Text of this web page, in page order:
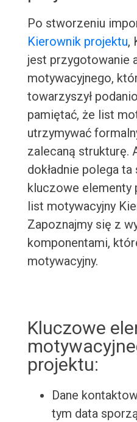
Po stworzeniu
Kierownik projektu,
jest przygotowanie
motywacyjnego,
towarzyszył
pamiętać, że list
utrzymywać
zalecaną strukturę.
dokładnie polega
kluczowe elementy
list motywacyjny
Zapoznajmy się z
komponentami,
motywacyjny.
Kluczowe
projektu:
Dane
tym data